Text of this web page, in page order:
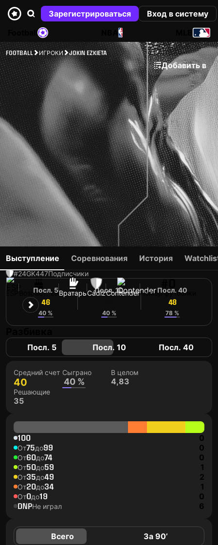
Зарегистрироваться
Вход в систему
NBA
FOOTBALL ИГРОКИ JOKIN EZKIETA
Добавить в
JOKIN EZKIETA
#24GK447Подписчики
Возраст: 29ВратарьCádizContenderНомер футболки
Выступление Соревнования История
Посл. 5
46
40 %
Посл. 10
40 %
Посл. 40
48
78 %
Посл. 5 Посл. 10 Посл. 40
Средний счет
40
Сыграно
40 %
В целом
4,83
Решающие
35
100 0
От75до99 0
От60до74 0
От50до59 1
От35до49 2
От20до34 1
От0до19 0
DNPНе играл 6
Всего За 90’